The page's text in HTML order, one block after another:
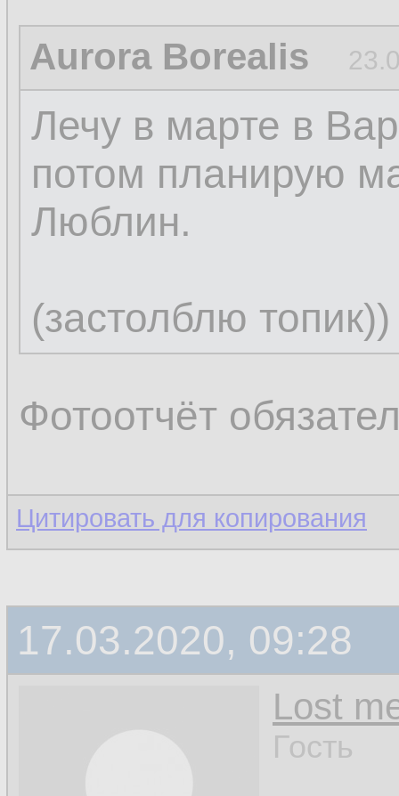
Aurora Borealis
Лечу в марте в
потом планирую
Люблин.
(застолблю топик))
Фотоотчёт
Цитировать для копирования
17.03.2020, 09:28
Lost
Гость